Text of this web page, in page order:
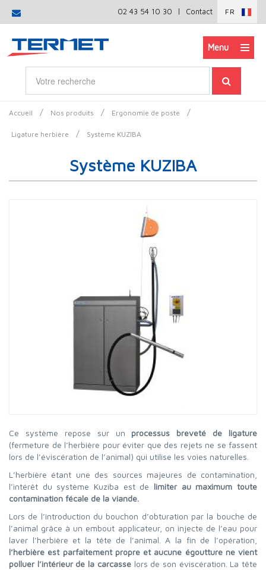
02 43 54 10 30 | Contact FR
Menu
Accueil / Nos produits / Ergonomie de poste /
Ligature herbière / Système KUZIBA
Système KUZIBA
Ce système repose sur un processus breveté de ligature
(fermeture de l’herbière pour éviter que des rejets ne se fassent
lors de l’éviscération de l’animal) qui utilise les voies naturelles.
L’herbière étant une des sources majeures de contamination,
l’intérêt du système Kuziba est de limiter au maximum toute
contamination fécale de la viande.
Lors de l’introduction du bouchon d’obturation par la bouche de
l’animal grâce à un embout applicateur, on injecte de l’eau pour
laver l’herbière et la tête de l’animal. A la fin de l’opération,
l’herbière est parfaitement propre et aucune égoutture ne vient
polluer l’intérieur de la carcasselors de son éviscération. La tête